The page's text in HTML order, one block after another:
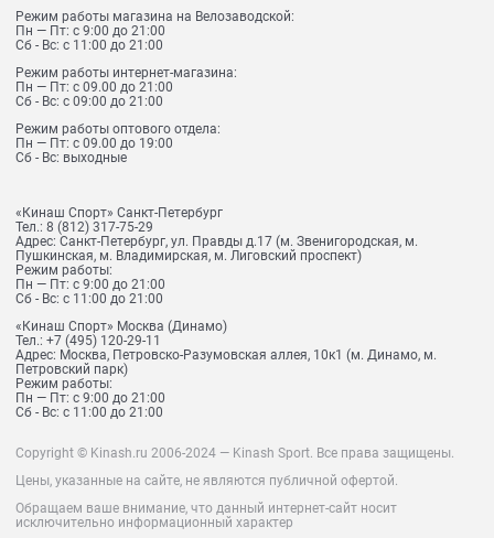
Режим работы магазина на Велозаводской:
Пн — Пт: с 9:00 до 21:00
Сб - Вс: с 11:00 до 21:00
Режим работы интернет-магазина:
Пн — Пт: с 09.00 до 21:00
Сб - Вс: с 09:00 до 21:00
Режим работы оптового отдела:
Пн — Пт: с 09.00 до 19:00
Сб - Вс: выходные
«Кинаш Спорт» Санкт-Петербург
Тел.: 8 (812) 317-75-29
Адрес: Санкт-Петербург, ул. Правды д.17 (м. Звенигородская, м.
Пушкинская, м. Владимирская, м. Лиговский проспект)
Режим работы:
Пн — Пт: с 9:00 до 21:00
Сб - Вс: с 11:00 до 21:00
«Кинаш Спорт» Москва (Динамо)
Тел.: +7 (495) 120-29-11
Адрес: Москва, Петровско-Разумовская аллея, 10к1 (м. Динамо, м.
Петровский парк)
Режим работы:
Пн — Пт: с 9:00 до 21:00
Сб - Вс: с 11:00 до 21:00
Copyright © Kinash.ru 2006-2024 — Kinash Sport. Все права защищены.
Цены, указанные на сайте, не являются публичной офертой.
Обращаем ваше внимание, что данный интернет-сайт носит
исключительно информационный характер